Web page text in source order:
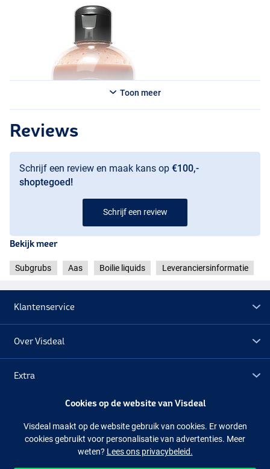
Toon meer
Reviews
Schrijf een review en maak kans op €100,-
shoptegoed!
Schrijf een review
Bekijk meer
Subgrubs Aas Boilie liquids Leveranciersinformatie
Klantenservice
Over Visdeal
Extra
Facebook Instagram
Cookies op de website van Visdeal
Visdeal maakt op de website gebruik van cookies. Er worden
cookies gebruikt voor personalisatie van advertenties. Meer
weten? Lees ons privacybeleid.